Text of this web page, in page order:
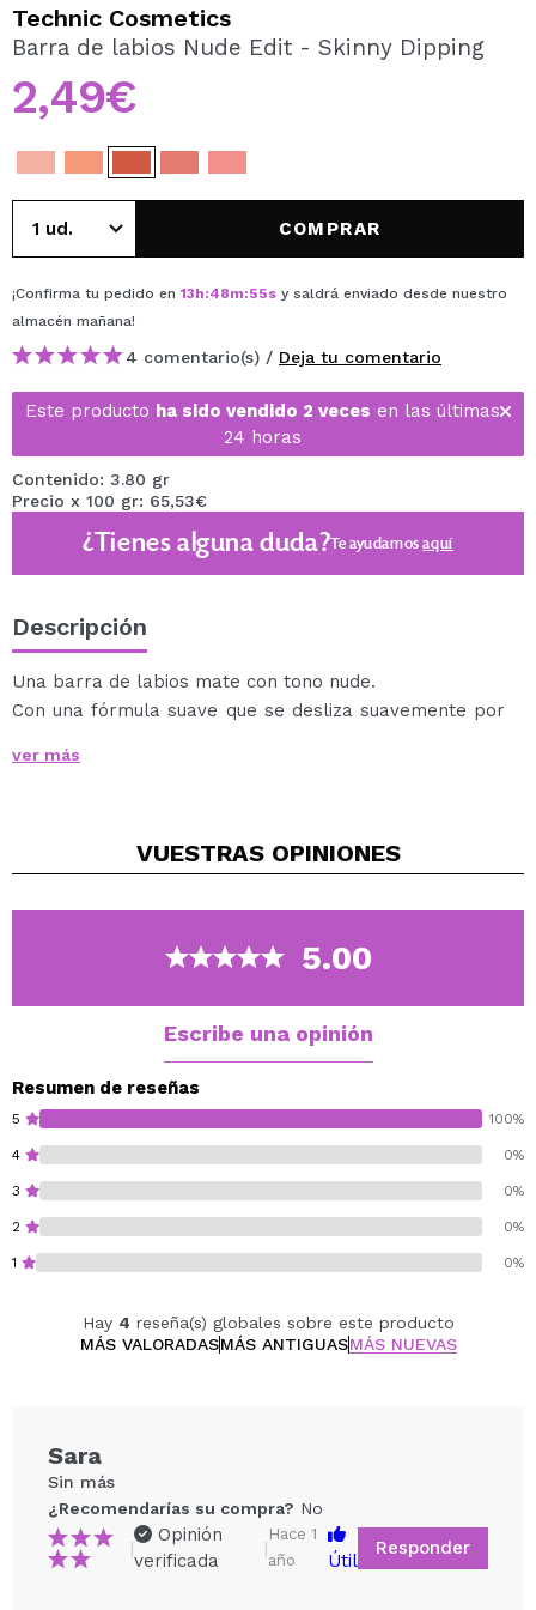
Al crear una cuenta en Maquillalia.com podrás realizar
tus compras rápidamente, revisar el estado de tus
pedidos y consultar tus operaciones anteriores.
Technic Cosmetics
Barra de labios Nude Edit - Skinny Dipping
2,49€
COMPRAR
¡Confirma tu pedido en 13h:48m:55s y saldrá enviado desde nuestro
almacén mañana!
4 comentario(s) / Deja tu comentario
Este producto ha sido vendido 2 veces en las últimas
24 horas
Contenido: 3.80 gr
Precio x 100 gr: 65,53€
¿Tienes alguna duda?Te ayudamosaquí
Descripción
Una barra de labios mate con tono nude.
Con una fórmula suave que se desliza suavemente por
Su fórmula contiene vitamina E y un delicioso aroma a
ver más
VUESTRAS OPINIONES
5.00
Escribe una opinión
Resumen de reseñas
5 100%
4 0%
3 0%
2 0%
1 0%
Hay 4 reseña(s) globales sobre este producto
MÁS VALORADASMÁS ANTIGUASMÁS NUEVAS
Sara
Sin más
¿Recomendarías su compra? No
|
Opinión
verificada
|
Hace 1
año
Útil
Responder